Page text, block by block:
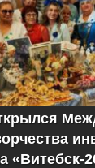
«Витебск-